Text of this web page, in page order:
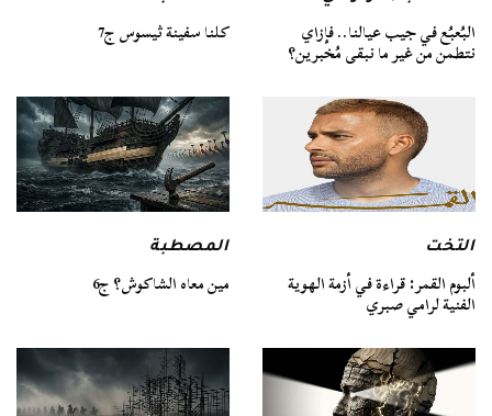
البُعبُع في جيب عيالنا.. فإزاي
نتطمن من غير ما نبقى مُخبرين؟
كلنا سفينة ثيسوس ج7
التخت
ألبوم القمر: قراءة في أزمة الهوية
الفنية لرامي صبري
المصطبة
مين معاه الشاكوش؟ ج6